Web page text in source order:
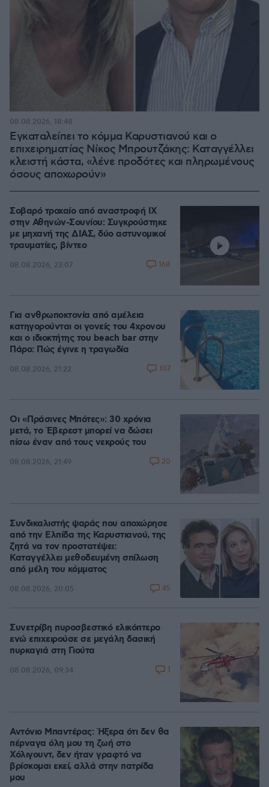
Εγκαταλείπει το κόμμα Καρυστιανού και ο
επιχειρηματίας Νίκος Μπρουτζάκης: Καταγγέλλει
κλειστή κάστα, «λένε προδότες και πληρωμένους
όσους αποχωρούν»
08.08.2026, 18:48
Σοβαρό τροχαίο από αναστροφή ΙΧ
στην Αθηνών-Σουνίου: Συγκρούστηκε
με μηχανή της ΔΙΑΣ, δύο αστυνομικοί
τραυματίες, βίντεο
08.08.2026, 23:07 168
Για ανθρωποκτονία από αμέλεια
κατηγορούνται οι γονείς του 4χρονου
και ο ιδιοκτήτης του beach bar στην
Πάρο: Πώς έγινε η τραγωδία
08.08.2026, 21:22 107
Οι «Πράσινες Μπότες»: 30 χρόνια
μετά, το Έβερεστ μπορεί να δώσει
πίσω έναν από τους νεκρούς του
08.08.2026, 21:49 20
Συνδικαλιστής ψαράς που αποχώρησε
από την Ελπίδα της Καρυστιανού, της
ζητά να τον προστατέψει:
Καταγγέλλει μεθοδευμένη σπίλωση
από μέλη του κόμματος
08.08.2026, 20:05 45
Συνετρίβη πυροσβεστικό ελικόπτερο
ενώ επιχειρούσε σε μεγάλη δασική
πυρκαγιά στη Γιούτα
08.08.2026, 09:34 1
Αντόνιο Μπαντέρας: Ήξερα ότι δεν θα
πέρναγα όλη μου τη ζωή στο
Χόλιγουντ, δεν ήταν γραφτό να
βρίσκομαι εκεί, αλλά στην πατρίδα
μου